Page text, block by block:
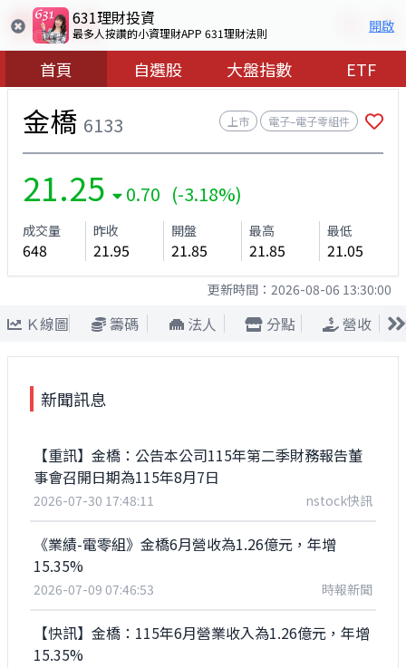
631理財投資
最多人按讚的小資理財APP 631理財法則 開啟
首頁 自選股 大盤指數 ETF
金橋 6133 上市 電子–電子零組件
21.25 0.70 (-3.18%)
成交量
648
昨收
21.95
開盤
21.85
最高
21.85
最低
21.05
更新時間： 2026-08-06 13:30:00
Ｋ線圖 籌碼 法人 分點 營收
新聞訊息
【重訊】金橋：公告本公司115年第二季財務報告董
事會召開日期為115年8月7日
2026-07-30 17:48:11 nstock快訊
《業績-電零組》金橋6月營收為1.26億元，年增
15.35%
2026-07-09 07:46:53 時報新聞
【快訊】金橋：115年6月營業收入為1.26億元，年增
15.35%